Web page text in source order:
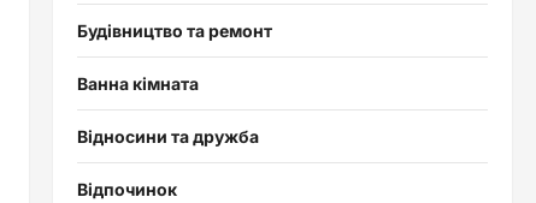
Будівництво та ремонт
Ванна кімната
Відносини та дружба
Відпочинок